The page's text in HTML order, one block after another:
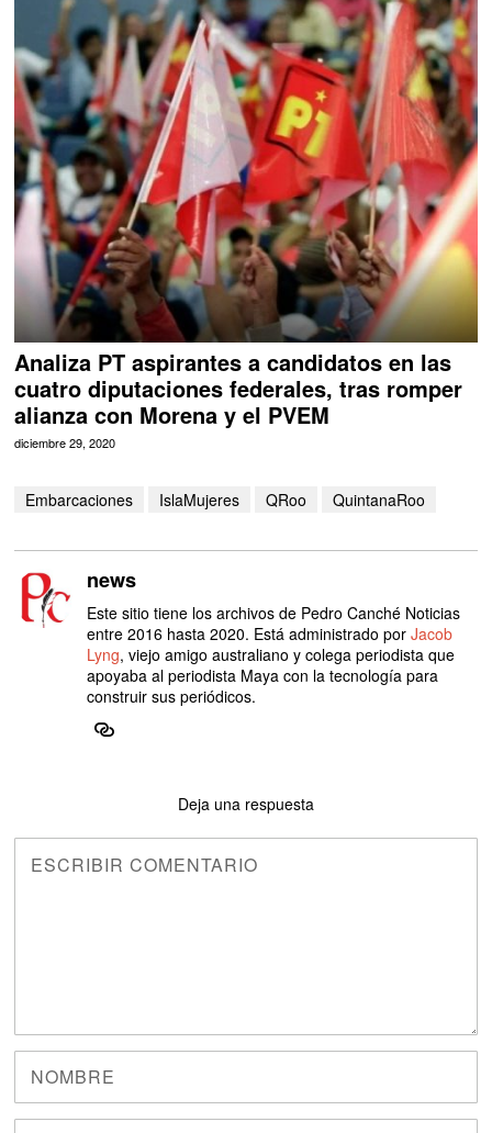
Analiza PT aspirantes a candidatos en las
cuatro diputaciones federales, tras romper
alianza con Morena y el PVEM
diciembre 29, 2020
Embarcaciones IslaMujeres QRoo QuintanaRoo
news
Este sitio tiene los archivos de Pedro Canché Noticias
entre 2016 hasta 2020. Está administrado porJacob
Lyng, viejo amigo australiano y colega periodista que
apoyaba al periodista Maya con la tecnología para
construir sus periódicos.
Deja una respuesta